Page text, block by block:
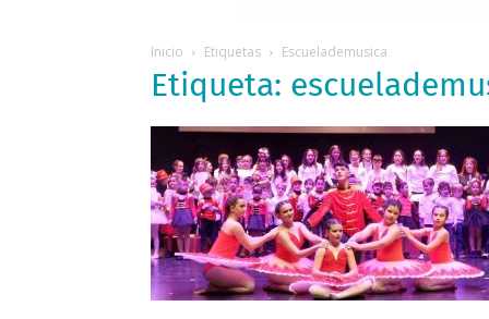
Inicio Etiquetas Escuelademusica
Etiqueta: